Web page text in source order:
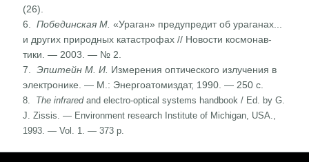
(26).
6.Побединская М.«Ураган» предупредит об ураганах...
и других природных катастрофах // Новости космонав­
тики. — 2003. — № 2.
7.Эпштейн М. И. Измерения оптического излучения в
электронике. — М.: Энергоатомиздат, 1990. — 250 с.
8. The infraredand electro-optical systems handbook / Ed. by G.
J. Zissis. — Environment research Institute of Mich­igan, USA.,
1993. — Vol. 1. — 373 p.